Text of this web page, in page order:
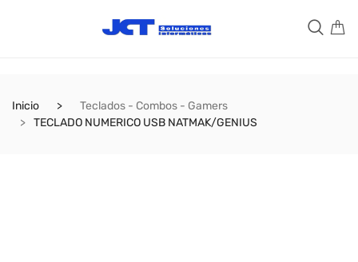
Inicio
Teclados - Combos - Gamers
TECLADO NUMERICO USB NATMAK/GENIUS